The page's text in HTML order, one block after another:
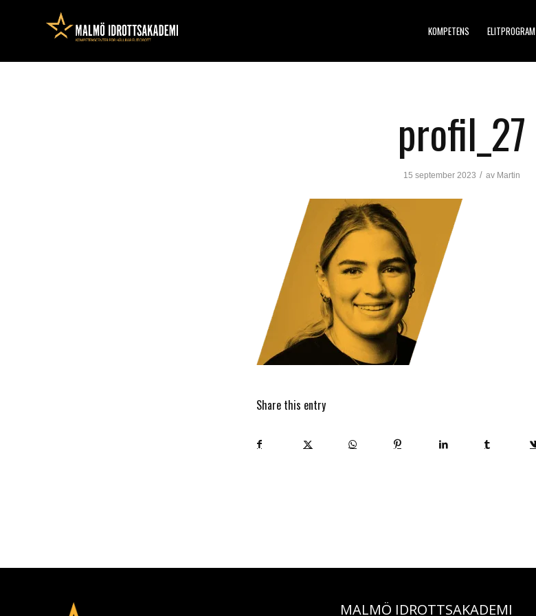
KOMPETENS ELITPROGRAM
profil_27
15 september 2023 / av Martin
Share this entry
MALMÖ IDROTTSAKADEMI